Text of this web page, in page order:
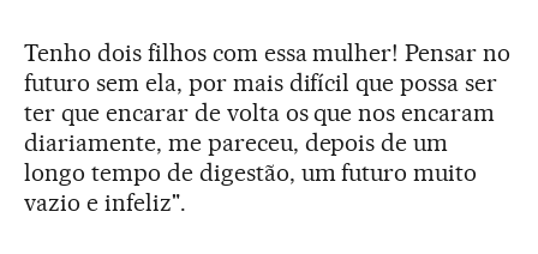
Tenho dois filhos com essa mulher! Pensar no
futuro sem ela, por mais difícil que possa ser
ter que encarar de volta os que nos encaram
diariamente, me pareceu, depois de um
longo tempo de digestão, um futuro muito
vazio e infeliz".